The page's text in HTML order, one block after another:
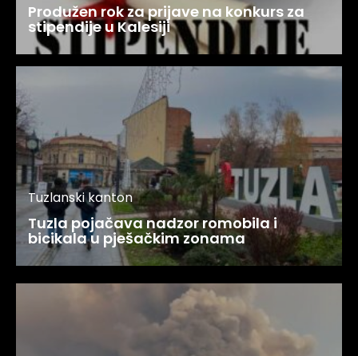
Produžen rok za prijave na konkurs za
stipendije u Kalesiji
Tuzlanski kanton
Tuzla pojačava nadzor romobila i
bicikala u pješačkim zonama